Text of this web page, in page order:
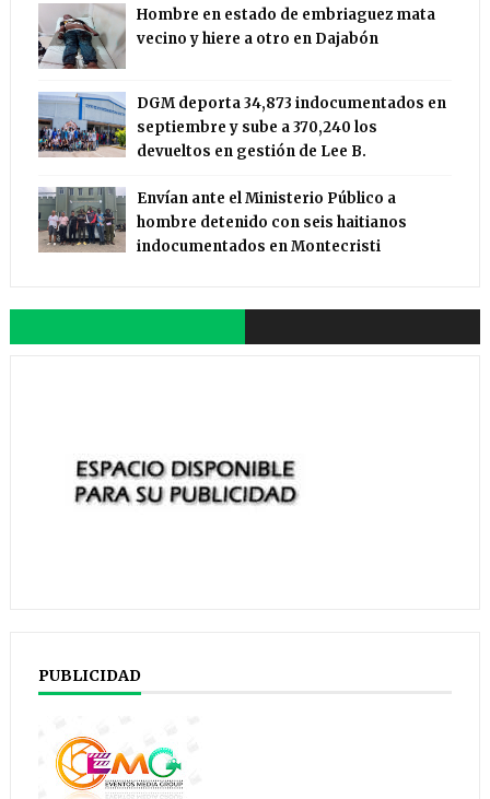
Hombre en estado de embriaguez mata
vecino y hiere a otro en Dajabón
DGM deporta 34,873 indocumentados en
septiembre y sube a 370,240 los
devueltos en gestión de Lee B.
Envían ante el Ministerio Público a
hombre detenido con seis haitianos
indocumentados en Montecristi
PUBLICIDAD